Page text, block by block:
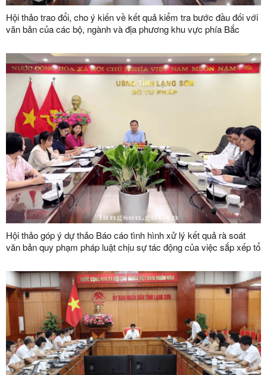
Hội thảo trao đổi, cho ý kiến về kết quả kiểm tra bước đầu đối với
văn bản của các bộ, ngành và địa phương khu vực phía Bắc
Hội thảo góp ý dự thảo Báo cáo tình hình xử lý kết quả rà soát
văn bản quy phạm pháp luật chịu sự tác động của việc sắp xếp tổ